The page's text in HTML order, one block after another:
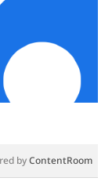
byContentRoom